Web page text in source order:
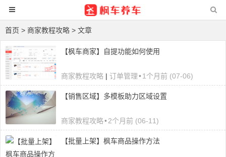
首页 > 商家教程攻略 > 文章
【枫车商家】自提功能如何使用
商家教程攻略 | 订单管理•1个月前 (07-06)
【销售区域】多模板助力区域设置
商家教程攻略•2个月前 (06-11)
【批量上架】枫车商品操作方法